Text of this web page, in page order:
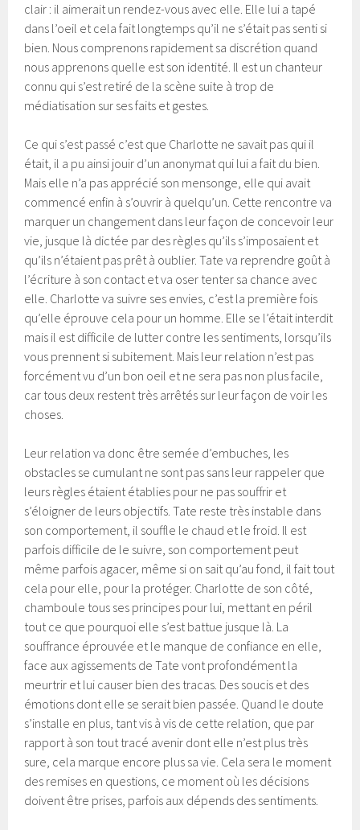
clair : il aimerait un rendez-vous avec elle. Elle lui a tapé
dans l’oeil et cela fait longtemps qu’il ne s’était pas senti si
bien. Nous comprenons rapidement sa discrétion quand
nous apprenons quelle est son identité. Il est un chanteur
connu qui s’est retiré de la scène suite à trop de
médiatisation sur ses faits et gestes.
Ce qui s’est passé c’est que Charlotte ne savait pas qui il
était, il a pu ainsi jouir d’un anonymat qui lui a fait du bien.
Mais elle n’a pas apprécié son mensonge, elle qui avait
commencé enfin à s’ouvrir à quelqu’un. Cette rencontre va
marquer un changement dans leur façon de concevoir leur
vie, jusque là dictée par des règles qu’ils s’imposaient et
qu’ils n’étaient pas prêt à oublier. Tate va reprendre goût à
l’écriture à son contact et va oser tenter sa chance avec
elle. Charlotte va suivre ses envies, c’est la première fois
qu’elle éprouve cela pour un homme. Elle se l’était interdit
mais il est difficile de lutter contre les sentiments, lorsqu’ils
vous prennent si subitement. Mais leur relation n’est pas
forcément vu d’un bon oeil et ne sera pas non plus facile,
car tous deux restent très arrêtés sur leur façon de voir les
choses.
Leur relation va donc être semée d’embuches, les
obstacles se cumulant ne sont pas sans leur rappeler que
leurs règles étaient établies pour ne pas souffrir et
s’éloigner de leurs objectifs. Tate reste très instable dans
son comportement, il souffle le chaud et le froid. Il est
parfois difficile de le suivre, son comportement peut
même parfois agacer, même si on sait qu’au fond, il fait tout
cela pour elle, pour la protéger. Charlotte de son côté,
chamboule tous ses principes pour lui, mettant en péril
tout ce que pourquoi elle s’est battue jusque là. La
souffrance éprouvée et le manque de confiance en elle,
face aux agissements de Tate vont profondément la
meurtrir et lui causer bien des tracas. Des soucis et des
émotions dont elle se serait bien passée. Quand le doute
s’installe en plus, tant vis à vis de cette relation, que par
rapport à son tout tracé avenir dont elle n’est plus très
sure, cela marque encore plus sa vie. Cela sera le moment
des remises en questions, ce moment où les décisions
doivent être prises, parfois aux dépends des sentiments.